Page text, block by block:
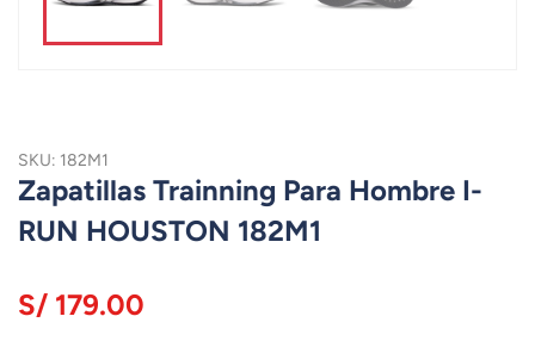
SKU: 182M1
Zapatillas Trainning Para Hombre I-
RUN HOUSTON 182M1
S/ 179.00